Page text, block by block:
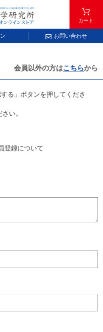
カート
お問い合わせ
拡大した表から元素記号をタップ
しておりません。
索する
会員以外の方はこちらから
る」ボタンを押してくださ
い。
登録について